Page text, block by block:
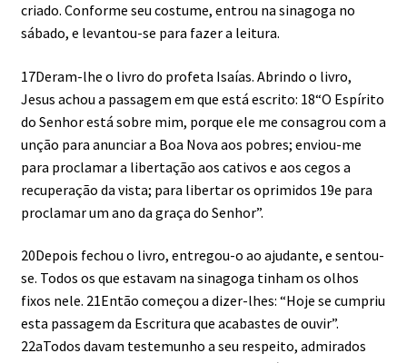
criado. Conforme seu costume, entrou na sinagoga no
sábado, e levantou-se para fazer a leitura.
17Deram-lhe o livro do profeta Isaías. Abrindo o livro,
Jesus achou a passagem em que está escrito: 18“O Espírito
do Senhor está sobre mim, porque ele me consagrou com a
unção para anunciar a Boa Nova aos pobres; enviou-me
para proclamar a libertação aos cativos e aos cegos a
recuperação da vista; para libertar os oprimidos 19e para
proclamar um ano da graça do Senhor”.
20Depois fechou o livro, entregou-o ao ajudante, e sentou-
se. Todos os que estavam na sinagoga tinham os olhos
fixos nele. 21Então começou a dizer-lhes: “Hoje se cumpriu
esta passagem da Escritura que acabastes de ouvir”.
22aTodos davam testemunho a seu respeito, admirados